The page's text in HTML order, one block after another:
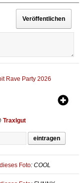
Rave Party 2026
Traxlgut
eintragen
dieses Foto: COOL